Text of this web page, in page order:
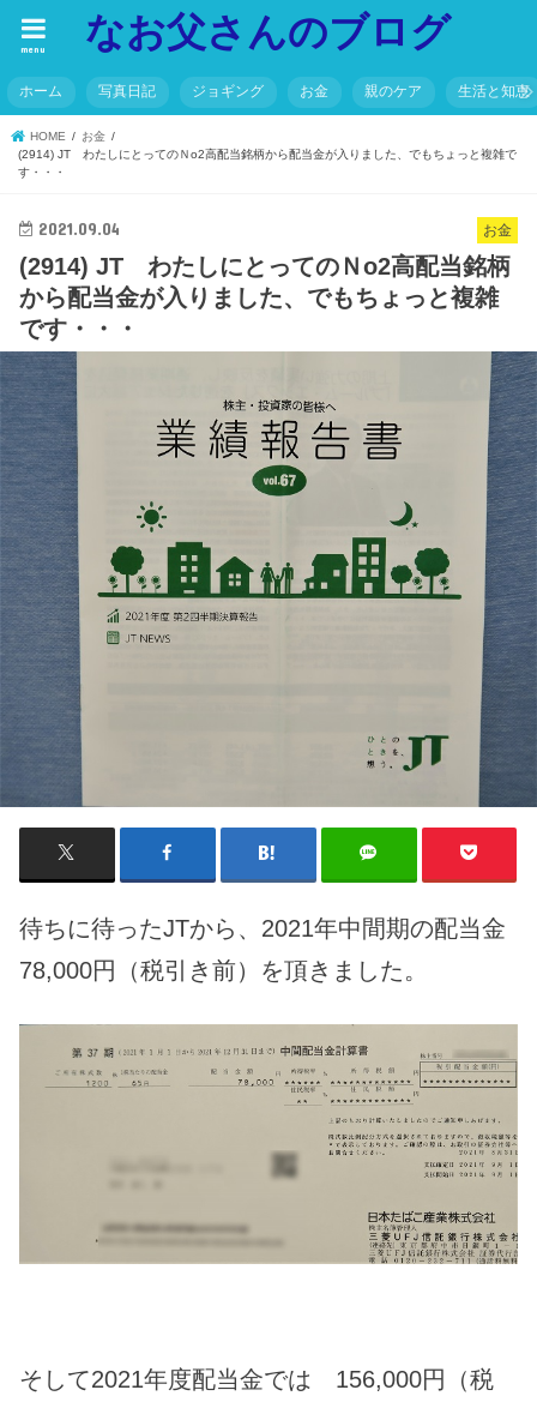
なお父さんのブログ
menu
ホーム 写真日記 ジョギング お金 親のケア 生活と知恵
HOME
お金
(2914) JT わたしにとってのＮo2高配当銘柄から配当金が入りました、でもちょっと複雑で
す・・・
お金
2021.09.04
(2914) JT わたしにとってのＮo2高配当銘柄
から配当金が入りました、でもちょっと複雑
です・・・
待ちに待ったJTから、2021年中間期の配当金
78,000円（税引き前）を頂きました。
そして2021年度配当金では 156,000円（税